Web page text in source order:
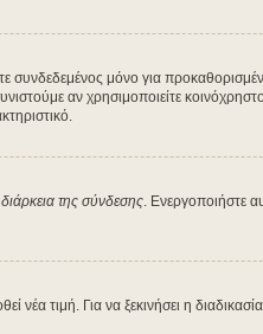
συνδεδεμένος μόνο για
αν χρησιμοποιείτε
της σύνδεσης. Ενεργοποιήστε
τιμή. Για να ξεκινήσει η